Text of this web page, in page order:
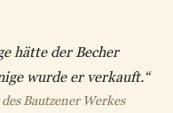
hätte der Becher
wurde er verkauft.“
Bautzener Werkes